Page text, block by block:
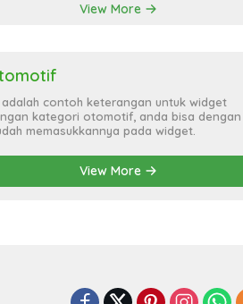
View More
adalah contoh keterangan untuk widget
kategori otomotif, anda bisa dengan
memasukkannya pada widget.
View More